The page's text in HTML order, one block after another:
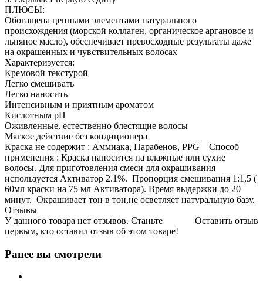
ПЛЮСЫ:
Обогащена ценными элементами натурального
происхождения (морской коллаген, органическое аргановое и
льняное масло), обеспечивает превосходные результаты даже
на окрашенных и чувствительных волосах
Характеризуется:
Кремовой текстурой
Легко смешивать
Легко наносить
Интенсивным и приятным ароматом
Кислотным pH
Оживленные, естественно блестящие волосы
Мягкое действие без кондиционера
Краска не содержит : Аммиака, Парабенов, PPG Способ
применения : Краска наносится на влажные или сухие
волосы. Для приготовления смеси для окрашивания
используется Активатор 2.1%. Пропорция смешивания 1:1,5 (
60мл краски на 75 мл Активатора). Время выдержки до 20
минут. Окрашивает тон в тон,не осветляет натуральную базу.
Отзывы
Оставить отзыв
У данного товара нет отзывов. Станьте
первым, кто оставил отзыв об этом товаре!
Ранее вы смотрели